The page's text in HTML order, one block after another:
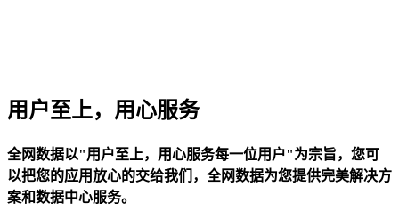
用户至上，用心服务
全网数据以"用户至上，用心服务每一位用户"为宗旨，您可
以把您的应用放心的交给我们，全网数据为您提供完美解决方
案和数据中心服务。